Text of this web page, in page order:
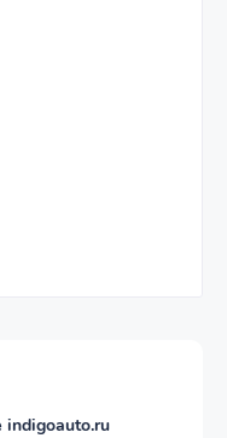
Отзывы о магазине indigoauto.ru